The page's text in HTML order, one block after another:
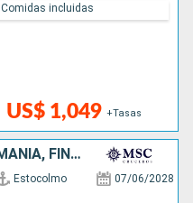
US$ 1,049 +Tasas
Comidas incluidas
ESTONIA, DINAMARCA, ALEMANIA, FINLANDIA, SUECIA
Estocolmo 07/06/2028